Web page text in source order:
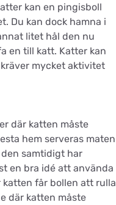
kan en pingisboll
Du kan dock hamna i
litet hål den nu
en till katt. Katter kan
mycket aktivitet
där katten måste
hem serveras maten
samtidigt har
en bra idé att använda
katten får bollen att rulla
där katten måste